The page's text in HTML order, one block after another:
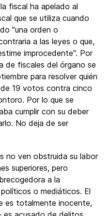
fiscal ha apelado al
que se utiliza cuando
"una orden o
a las leyes o que,
improcedente". Por
de fiscales del órgano se
para resolver quién
19 votos contra cinco
Por lo que se
cumplir con su deber
No deja de ser
no ven obstruida su labor
superiores, pero
a la
o mediáticos. El
es totalmente inocente,